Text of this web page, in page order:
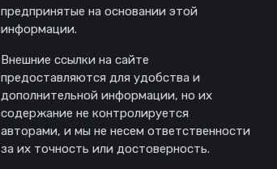
предпринятые на основании этой
информации.
Внешние ссылки на сайте
предоставляются для удобства и
дополнительной информации, но их
содержание не контролируется
авторами, и мы не несем ответственности
за их точность или достоверность.